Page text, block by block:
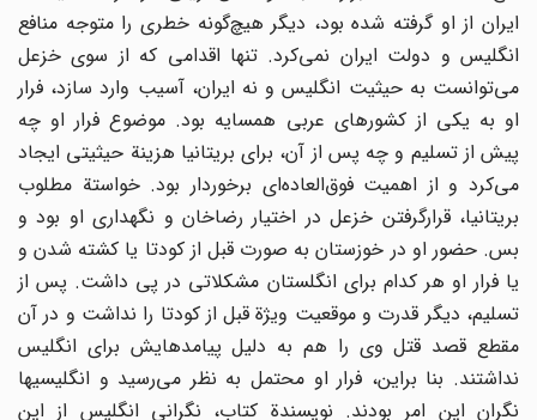
ایران از او گرفته شده بود، دیگر هیچ‌گونه خطری را متوجه منافع
انگلیس و دولت ایران نمی‌کرد. تنها اقدامی که از سوی خزعل
می‌توانست به حیثیت انگلیس و نه ایران، آسیب وارد سازد، فرار
او به یکی از کشورهای عربی همسایه بود. موضوع فرار او چه
پیش از تسلیم و چه پس از آن، برای بریتانیا هزینة حیثیتی ایجاد
می‌کرد و از اهمیت فوق‌العاده‌ای برخوردار بود. خواستة مطلوب
بریتانیا، قرارگرفتن خزعل در اختیار رضاخان و نگهداری او بود و
بس. حضور او در خوزستان به صورت قبل از کودتا یا کشته شدن و
یا فرار او هر کدام برای انگلستان مشکلاتی در پی داشت. پس از
تسلیم، دیگر قدرت و موقعیت ویژة قبل از کودتا را نداشت و در آن
مقطع قصد قتل وی را هم به دلیل پیامدهایش برای انگلیس
نداشتند. بنا براین، فرار او محتمل به نظر می‌رسید و انگلیسیها
نگران این امر بودند. نویسندة کتاب، نگرانی انگلیس از این